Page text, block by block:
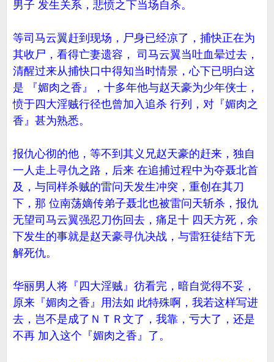
男子 发生关系，悲愤之下当场自杀。
等司马云翼赶到现场，尸身已经凉了，捕快正在为
其收尸，看得亡妻遗容， 司马云翼当吐血晕过去，
清醒过来从捕快口中得知当时情景，心下已明白这
是 『媚肉之香』，十多年他与赵天豪为少年侠士，
愤于四大淫贼行径也曾加入追杀 行列，对『媚肉之
香』甚为熟悉。
报仇心彻的他，等不到其义兄赵天豪的赶来，独自
一人走上寻仇之路，后来 在追捕过程中为夺聂北首
及，与同样杀贼的雷问天发生冲突，重创在其刀
下，那 位南荡嫡传弟子聂北也被雷问天斩杀，报仇
无望司马云翼强忍刀伤回去，痛足十 四天方死，余
下发生的事就是赵天豪寻仇决战，与雷狂徒结下无
解死仇。
华丽男人将『四大淫贼』彷看完，暗自觉得不妥，
原来『媚肉之香』用法如 此特殊啊，我若这样写进
去，岂不是成了ＮＴＲ文了，我靠，亏大了，还是
不再 加入这个『媚肉之香』了。